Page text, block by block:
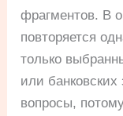
фрагментов. В
повторяется
только
или
вопросы,